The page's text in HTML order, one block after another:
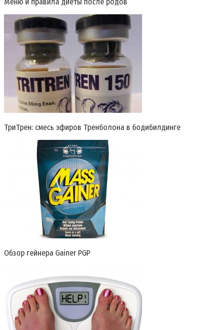
ТриТрен: смесь эфиров Тренболона в бодибилдинге
Обзор гейнера Gainer PGP